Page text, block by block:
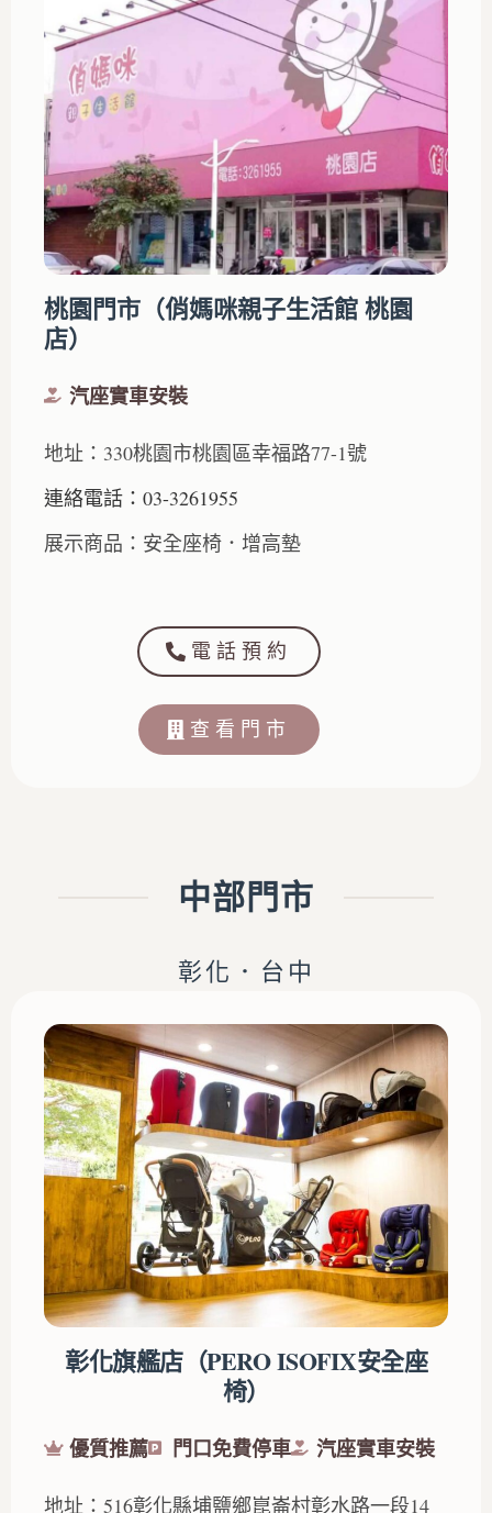
桃園門市（俏媽咪親子生活館 桃園
店）
汽座實車安裝
地址：330桃園市桃園區幸福路77-1號
連絡電話：03-3261955
展示商品：安全座椅．增高墊
電話預約
查看門市
中部門市
彰化．台中
彰化旗艦店（PERO ISOFIX安全座
椅）
優質推薦 門口免費停車 汽座實車安裝
地址：516彰化縣埔鹽鄉崑崙村彰水路一段14